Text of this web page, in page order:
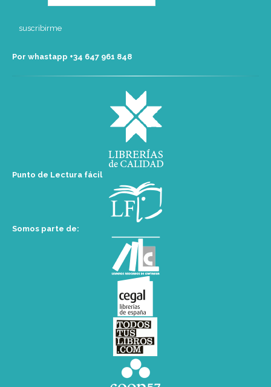
Por whastapp +34 ‭647 961 848‬
Punto de Lectura fácil
Somos parte de: